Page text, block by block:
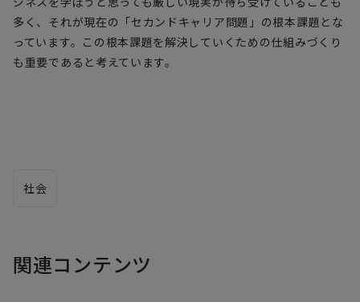
多く、それが現在の「セカンドキャリア問題」の根本課題とな
っています。この根本課題を解決していくための仕組みづくり
も重要であると考えています。
社会
関連コンテンツ